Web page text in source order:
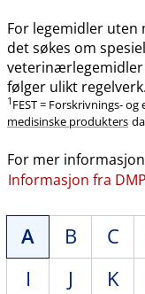
For legemidler uten
det søkes om
veterinærlegemidler
følger ulikt regelverk.
1 FEST = Forskrivnings-
medisinske produkters
For mer
Informasjon fra
A B C
I
J K